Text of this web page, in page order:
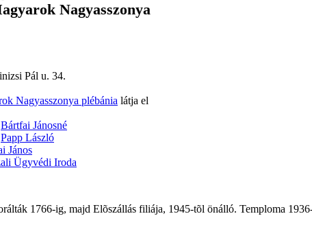
Nagyasszonya
Pál u. 34.
Nagyasszonya plébánia látja el
Bártfai Jánosné
Papp László
János
Ügyvédi Iroda
1766-ig, majd Elõszállás filiája, 1945-tõl önálló. Temploma